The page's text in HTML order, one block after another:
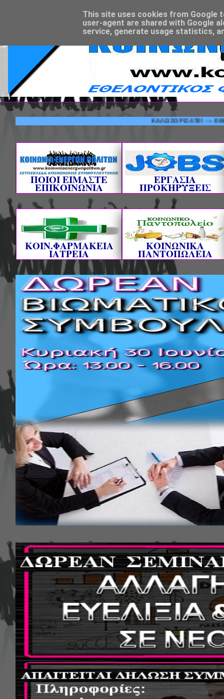
ΚΑΛΩΣΟΡΙΣΑΤΕ! ---
ΠΟΙΟΙ ΕΙΜΑΣΤΕ
ΕΠΙΚΟΙΝΩΝΙΑ
ΕΡΓΑΣΙΑ
ΠΡΟΚΗΡΥΞΕΙΣ
ΚΟΙΝ.ΦΑΡΜΑΚΕΙΑ
ΙΑΤΡΕΙΑ
ΚΟΙΝΩΝΙΚΑ
ΠΑΝΤΟΠΩΛΕΙΑ
This site uses cookies from Google
user-agent are shared with Google
service, generate usage statistics,